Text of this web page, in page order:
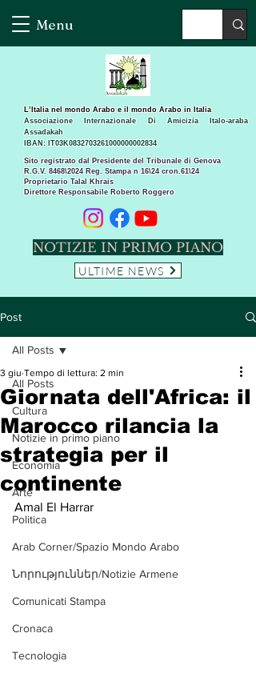
Menu
Sito registrato dal Presidente del Tribunale di Genova
R.G.V. 8468\2024 Reg. Stampa n 16\24 cron.61\24 ​
Proprietario Talal Khrais
Direttore Responsabile Roberto Roggero
L’Italia nel mondo Arabo e il mondo Arabo in Italia
Associazione Internazionale Di Amicizia Italo-araba
Assadakah
IBAN: IT03K0832703261000000002834
NOTIZIE IN PRIMO PIANO
ULTIME NEWS
Post
All Posts
Cultura
Notizie in primo piano
Economia
Arte
Politica
Arab Corner/Spazio Mondo Arabo
Նորություններ/Notizie Armene
Comunicati Stampa
Cronaca
Tecnologia
All Posts
Giornata dell'Africa: il
Marocco rilancia la
strategia per il
continente
3 giu Tempo di lettura: 2 min
Amal El Harrar